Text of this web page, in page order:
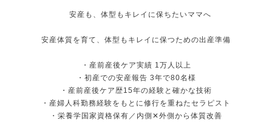
安産も、体型もキレイに保ちたいママへ
安産体質を育て、体型もキレイに保つための出産準備
・産前産後ケア実績 1万人以上
・初産での安産報告 3年で80名様
・産前産後ケア歴15年の経験と確かな技術
・産婦人科勤務経験をもとに修行を重ねたセラピスト
・栄養学国家資格保有／内側✕外側から体質改善